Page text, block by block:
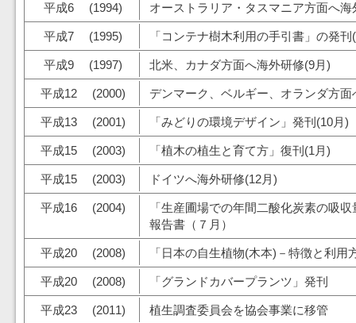
平成6 (1994) オーストラリア・タスマニア方面へ海
平成7 (1995) 「コンテナ樹木利用の手引書」の発刊
平成9 (1997) 北米、カナダ方面へ海外研修(9月)
平成12 (2000) デンマーク、ベルギー、オランダ方
平成13 (2001) 「みどりの環境デザイン」発刊(10月)
平成15 (2003) 「植木の植生と育て方」復刊(1月)
平成15 (2003) ドイツへ海外研修(12月)
平成16 (2004)
「生産圃場での年間二酸化炭素の吸
報告書（７月）
平成20 (2008) 「日本の自生植物(木本)－特徴と利用
平成20 (2008) 「グランドカバープランツ」発刊
平成23 (2011) 植生調査委員会を協会事業に移管